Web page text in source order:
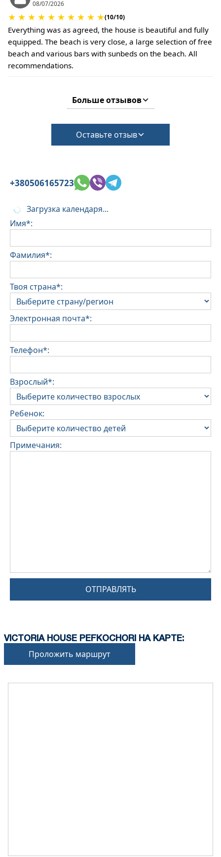
08/07/2026
★ ★ ★ ★ ★ ★ ★ ★ ★ ★(10/10)
Everything was as agreed, the house is beautiful and fully
equipped. The beach is very close, a large selection of free
beach and various bars with sunbeds on the beach. All
recommendations.
Больше отзывов
Оставьте отзыв
+380506165723
Загрузка календаря...
Имя*:
Фамилия*:
Твоя страна*:
Электронная почта*:
Телефон*:
Взрослый*:
Ребенок:
Примечания:
ОТПРАВЛЯТЬ
VICTORIA HOUSE PEFKOCHORI НА КАРТЕ:
Проложить маршрут